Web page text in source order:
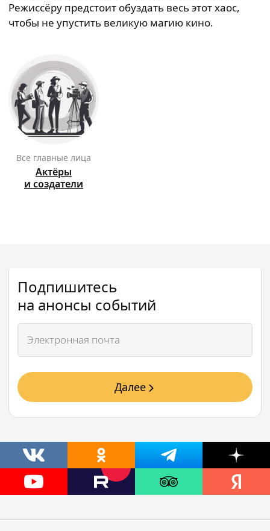
Режиссёру предстоит обуздать весь этот хаос,
чтобы не упустить великую магию кино.
Все главные лица
Актёры
и создатели
Подпишитесь
на анонсы событий
Далее